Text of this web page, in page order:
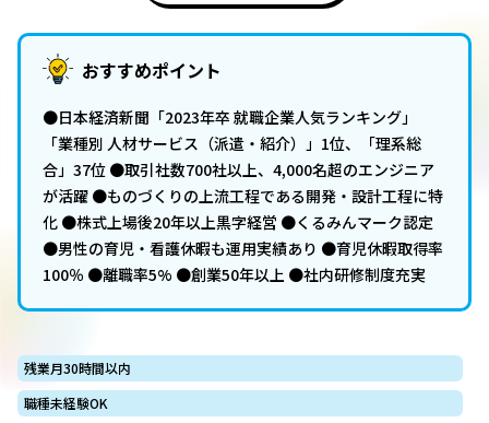
おすすめポイント
●日本経済新聞「2023年卒 就職企業人気ランキング」
「業種別 人材サービス（派遣・紹介）」1位、「理系総
合」37位 ●取引社数700社以上、4,000名超のエンジニア
が活躍 ●ものづくりの上流工程である開発・設計工程に特
化 ●株式上場後20年以上黒字経営 ●くるみんマーク認定
●男性の育児・看護休暇も運用実績あり ●育児休暇取得率
100％ ●離職率5% ●創業50年以上 ●社内研修制度充実
残業月30時間以内
職種未経験OK